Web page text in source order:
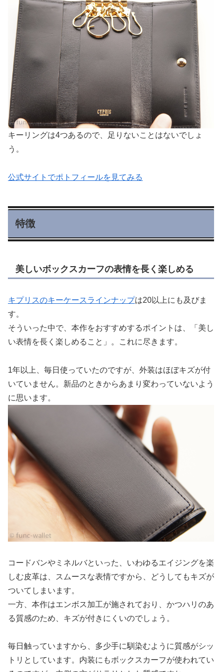
キーリングは4つあるので、足りないことはないでしょ
う。
公式サイトでポトフィールを見てみる
特徴
美しいボックスカーフの表情を長く楽しめる
キプリスのキーケースラインナップは20以上にも及びま
す。
そういった中で、本作をおすすめするポイントは、「美し
い表情を長く楽しめること」。これに尽きます。
1年以上、毎日使っていたのですが、外装はほぼキズが付
いていません。新品のときからあまり変わっていないよう
に思います。
コードバンやミネルバといった、いわゆるエイジングを楽
しむ皮革は、スムースな表情ですから、どうしてもキズが
ついてしまいます。
一方、本作はエンボス加工が施されており、かつハリのあ
る質感のため、キズが付きにくいのでしょう。
毎日触っていますから、多少手に馴染むように質感がシッ
トリとしています。内装にもボックスカーフが使われてい